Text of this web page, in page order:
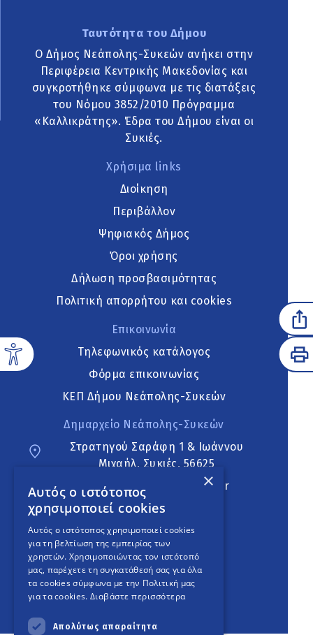
Ταυτότητα του Δήμου
Ο Δήμος Νεάπολης-Συκεών ανήκει στην
Περιφέρεια Κεντρικής Μακεδονίας και
συγκροτήθηκε σύμφωνα με τις διατάξεις
του Νόμου 3852/2010 Πρόγραμμα
«Καλλικράτης». Έδρα του Δήμου είναι οι
Συκιές.
Χρήσιμα links
Διοίκηση
Περιβάλλον
Ψηφιακός Δήμος
Όροι χρήσης
Δήλωση προσβασιμότητας
Πολιτική απορρήτου και cookies
Επικοινωνία
Τηλεφωνικός κατάλογος
Φόρμα επικοινωνίας
ΚΕΠ Δήμου Νεάπολης-Συκεών
Δημαρχείο Νεάπολης-Συκεών
Στρατηγού Σαράφη 1 & Ιωάννου
Μιχαήλ, Συκιές, 56625
neapoli.sykies@ddt.gov.gr
Ακολουθήστε
English Version
An project
×
Αυτός ο ιστότοπος
χρησιμοποιεί cookies
Αυτός ο ιστότοπος χρησιμοποιεί cookies
για τη βελτίωση της εμπειρίας των
χρηστών. Χρησιμοποιώντας τον ιστότοπό
μας, παρέχετε τη συγκατάθεσή σας για όλα
τα cookies σύμφωνα με την Πολιτική μας
για τα cookies. Διαβάστε περισσότερα
Απολύτως απαραίτητα